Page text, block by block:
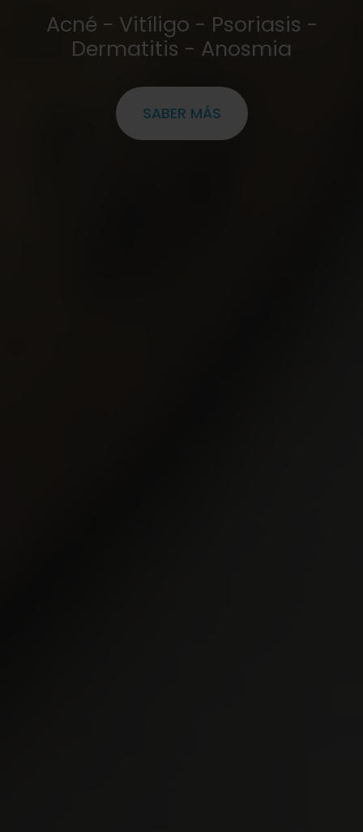
Acné - Vitíligo - Psoriasis -
Dermatitis - Anosmia
SABER MÁS